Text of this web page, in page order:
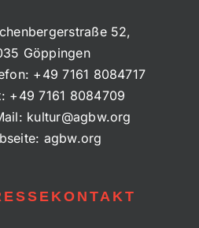
52,
Göppingen
+49 7161 8084717
+49 7161 8084709
kultur@agbw.org
agbw.org